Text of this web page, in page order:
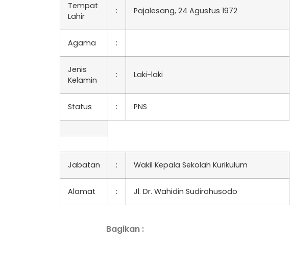
Tempat
Lahir
: Pajalesang, 24 Agustus 1972
Agama :
Jenis
Kelamin
: Laki-laki
Status : PNS
Jabatan : Wakil Kepala Sekolah Kurikulum
Alamat : Jl. Dr. Wahidin Sudirohusodo
Bagikan :